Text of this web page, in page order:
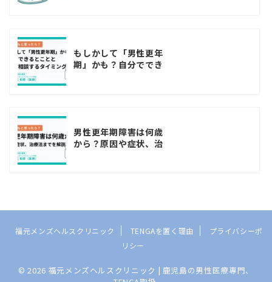
もしかして「男性更年
期」かも？自分ででき
男性更年期障害は何歳
から？原因や症状、治
福元メンズヘルスクリニック TENGAを置く理由
プライバシーポ
リシー
© 2026 福元メンズヘルスクリニック | 鹿児島の男性医療専門、